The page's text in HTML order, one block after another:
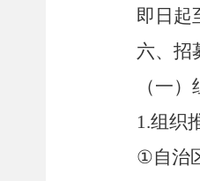
即日起
六、招
（一）
1.组织
①自治